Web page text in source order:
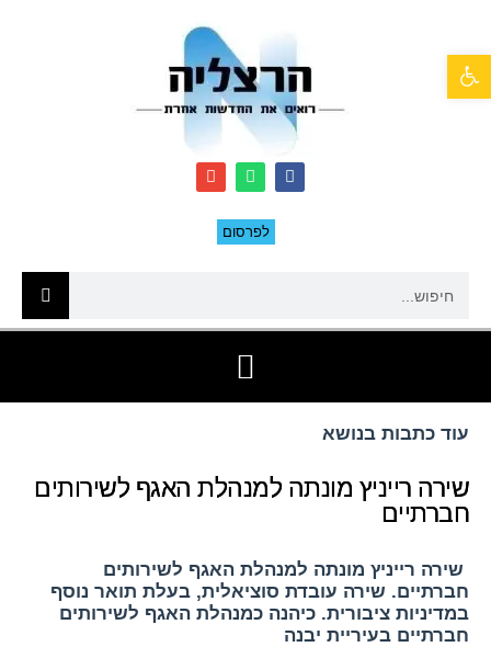
לפרסום
עוד כתבות בנושא
שירה רייניץ מונתה למנהלת האגף לשירותים
חברתיים
שירה רייניץ מונתה למנהלת האגף לשירותים
חברתיים. שירה עובדת סוציאלית, בעלת תואר נוסף
במדיניות ציבורית. כיהנה כמנהלת האגף לשירותים
חברתיים בעיריית יבנה
פתח סרגל נגישות